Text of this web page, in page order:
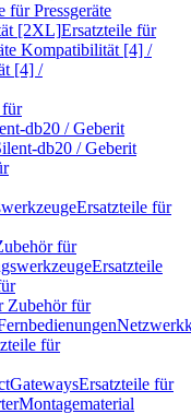
für Pressgeräte
[2XL]Ersatzteile für
Kompatibilität [4] /
[4] /
für
db20 / Geberit
db20 / Geberit
Ersatzteile für
für
Ersatzteile
Zubehör für
für
GatewaysErsatzteile für
Montagematerial